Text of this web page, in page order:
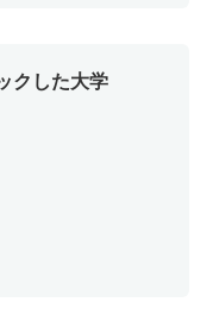
クした大学